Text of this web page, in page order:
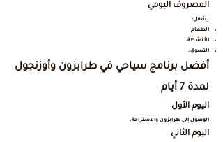
المصروف اليومي
يشمل:
الطعام.
الأنشطة.
التسوق.
أفضل برنامج سياحي في طرابزون وأوزنجول
لمدة 7 أيام
اليوم الأول
الوصول إلى طرابزون والاستراحة.
اليوم الثاني